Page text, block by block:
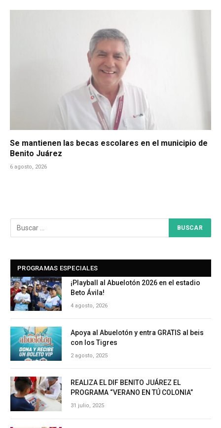
Se mantienen las becas escolares en el municipio de
Benito Juárez
6 agosto, 2026
PROGRAMAS ESPECIALES
¡Playball al Abuelotón 2026 en el estadio
Beto Ávila!
4 agosto, 2026
Apoya al Abuelotón y entra GRATIS al beis
con los Tigres
2 agosto, 2025
REALIZA EL DIF BENITO JUÁREZ EL
PROGRAMA “VERANO EN TÚ COLONIA”
31 julio, 2025